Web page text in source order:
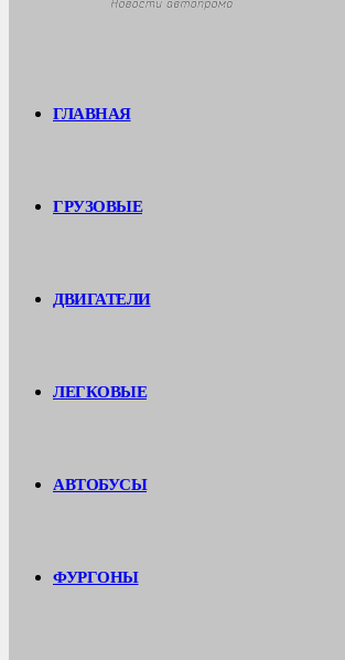
ГЛАВНАЯ
ГРУЗОВЫЕ
ДВИГАТЕЛИ
ЛЕГКОВЫЕ
АВТОБУСЫ
ФУРГОНЫ